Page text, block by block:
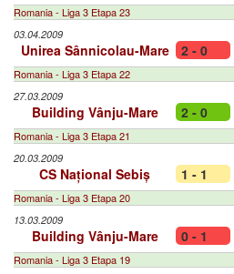
Romania - Liga 3 Etapa 23
03.04.2009
Unirea Sânnicolau-Mare 2 - 0
Romania - Liga 3 Etapa 22
27.03.2009
Building Vânju-Mare 2 - 0
Romania - Liga 3 Etapa 21
20.03.2009
CS Național Sebiș 1 - 1
Romania - Liga 3 Etapa 20
13.03.2009
Building Vânju-Mare 0 - 1
Romania - Liga 3 Etapa 19